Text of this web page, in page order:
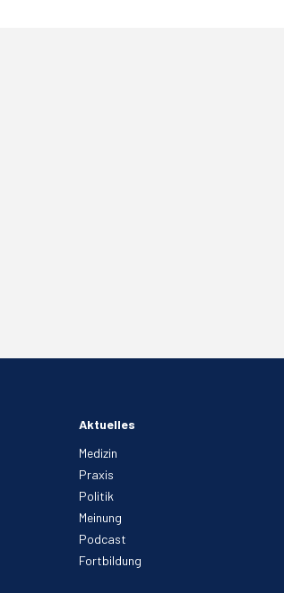
Aktuelles
Medizin
Praxis
Politik
Meinung
Podcast
Fortbildung